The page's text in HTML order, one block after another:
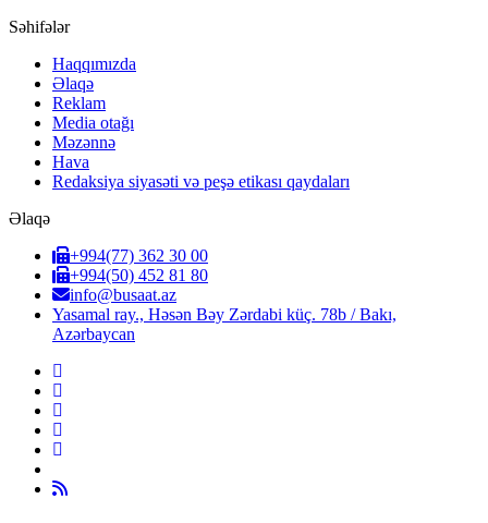
Səhifələr
Haqqımızda
Əlaqə
Reklam
Media otağı
Məzənnə
Hava
Redaksiya siyasəti və peşə etikası qaydaları
Əlaqə
+994(77) 362 30 00
+994(50) 452 81 80
info@busaat.az
Yasamal ray., Həsən Bəy Zərdabi küç. 78b / Bakı,
Azərbaycan